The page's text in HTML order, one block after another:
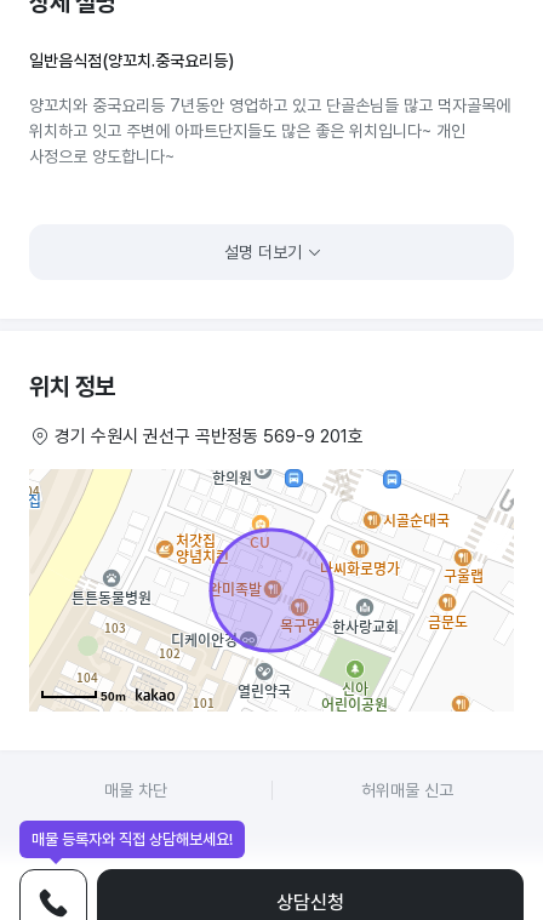
일반음식점(양꼬치.중국요리등)
양꼬치와 중국요리등 7년동안 영업하고 있고 단골손님들 많고 먹자골목에
위치하고 잇고 주변에 아파트단지들도 많은 좋은 위치입니다~ 개인
사정으로 양도합니다~
설명 더보기
위치 정보
경기 수원시 권선구 곡반정동 569-9 201호
50m
매물 차단 허위매물 신고
매물 등록자와 직접 상담해보세요!
전화상담 상담신청